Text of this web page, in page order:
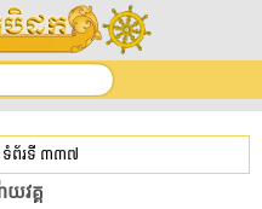
ទំព័រទី ៣៣៧
វគ្គ​